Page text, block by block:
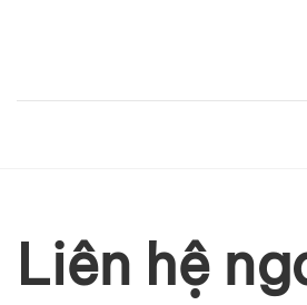
Liên hệ